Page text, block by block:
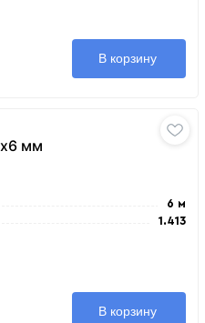
В корзину
мм
6 м
1.413
В корзину